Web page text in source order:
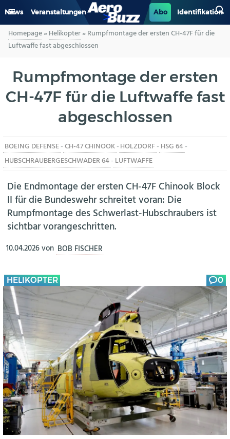
News Veranstaltungen Abo Identifikation
GENERAL AVIATION
LUFTVERKEHR
INDUSTRIE
BERUFE
AERO-KULTUR
Homepage»Helikopter»Rumpfmontage der ersten CH-47F für die
Luftwaffe fast abgeschlossen
Rumpfmontage der ersten
CH-47F für die Luftwaffe fast
abgeschlossen
BOEING DEFENSE-CH-47 CHINOOK-HOLZDORF- HSG 64-
HUBSCHRAUBERGESCHWADER 64- LUFTWAFFE
Die Endmontage der ersten CH-47F Chinook Block
II für die Bundeswehr schreitet voran: Die
Rumpfmontage des Schwerlast-Hubschraubers ist
sichtbar vorangeschritten.
10.04.2026von BOB FISCHER
HELIKOPTER 0